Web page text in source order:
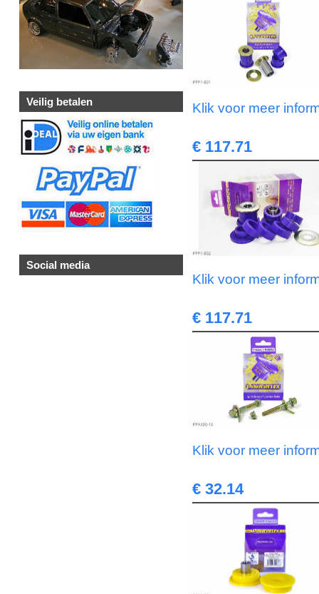
Veilig betalen
Social media
Klik voor meer
€ 117.71
Klik voor meer
€ 117.71
Klik voor meer
€ 32.14